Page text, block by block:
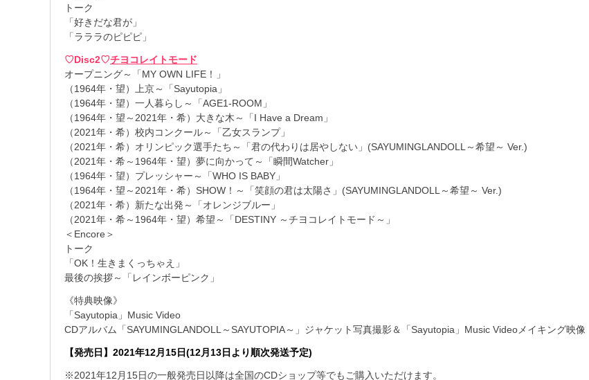
トーク
「好きだな君が」
「ラララのピピピ」
♡Disc2♡チヨコレイトモード
オープニング～「MY OWN LIFE！」
（1964年・望）上京～「Sayutopia」
（1964年・望）一人暮らし～「AGE1-ROOM」
（1964年・望～2021年・希）大きな木～「I Have a Dream」
（2021年・希）校内コンクール～「乙女スランプ」
（2021年・希）オリンピック選手たち～「君の代わりは居やしない」(SAYUMINGLANDOLL～希望～ Ver.)
（2021年・希～1964年・望）夢に向かって～「瞬間Watcher」
（1964年・望）プレッシャー～「WHO IS BABY」
（1964年・望～2021年・希）SHOW！～「笑顔の君は太陽さ」(SAYUMINGLANDOLL～希望～ Ver.)
（2021年・希）新たな出発～「オレンジブルー」
（2021年・希～1964年・望）希望～「DESTINY ～チヨコレイトモード～」
＜Encore＞
トーク
「OK！生きまくっちゃえ」
最後の挨拶～「レインボーピンク」
《特典映像》
「Sayutopia」Music Video
CDアルバム「SAYUMINGLANDOLL～SAYUTOPIA～」ジャケット写真撮影＆「Sayutopia」Music Videoメイキング映像
【発売日】2021年12月15日(12月13日より順次発送予定)
※2021年12月15日の一般発売日以降は全国のCDショップ等でもご購入いただけます。